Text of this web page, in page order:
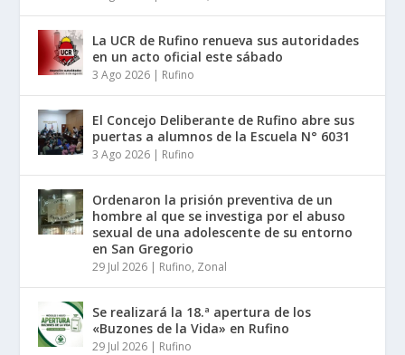
La UCR de Rufino renueva sus autoridades
en un acto oficial este sábado
3 Ago 2026 | Rufino
El Concejo Deliberante de Rufino abre sus
puertas a alumnos de la Escuela N° 6031
3 Ago 2026 | Rufino
Ordenaron la prisión preventiva de un
hombre al que se investiga por el abuso
sexual de una adolescente de su entorno
en San Gregorio
29 Jul 2026 | Rufino, Zonal
Se realizará la 18.ª apertura de los
«Buzones de la Vida» en Rufino
29 Jul 2026 | Rufino